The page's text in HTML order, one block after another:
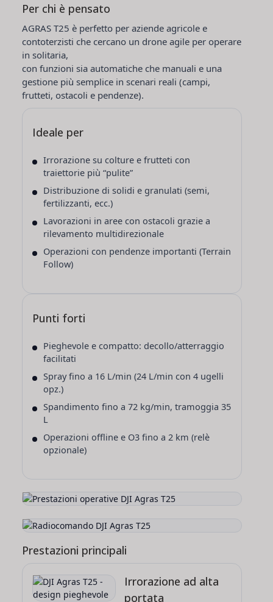
Per chi è pensato
AGRAS T25 è perfetto per aziende agricole e
contoterzisti che cercano un drone agile per operare
in solitaria,
con funzioni sia automatiche che manuali e una
gestione più semplice in scenari reali (campi,
frutteti, ostacoli e pendenze).
Ideale per
Irrorazione su colture e frutteti con
traiettorie più “pulite”
Distribuzione di solidi e granulati (semi,
fertilizzanti, ecc.)
Lavorazioni in aree con ostacoli grazie a
rilevamento multidirezionale
Operazioni con pendenze importanti (Terrain
Follow)
Punti forti
Pieghevole e compatto: decollo/atterraggio
facilitati
Spray fino a 16 L/min (24 L/min con 4 ugelli
opz.)
Spandimento fino a 72 kg/min, tramoggia 35
L
Operazioni offline e O3 fino a 2 km (relè
opzionale)
Prestazioni principali
Irrorazione ad alta
portata